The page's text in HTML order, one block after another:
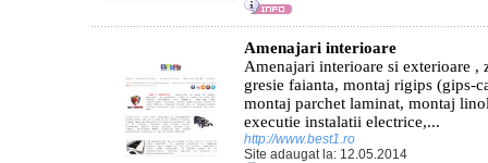
Amenajari interioare
Amenajari interioare si exterioare
gresie faianta, montaj rigips (gips-
montaj parchet laminat, montaj
executie instalatii electrice,...
http://www.best1.ro
Site adaugat la: 12.05.2014